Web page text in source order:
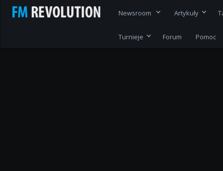
Newsroom Artykuły
Turnieje Forum Pomoc